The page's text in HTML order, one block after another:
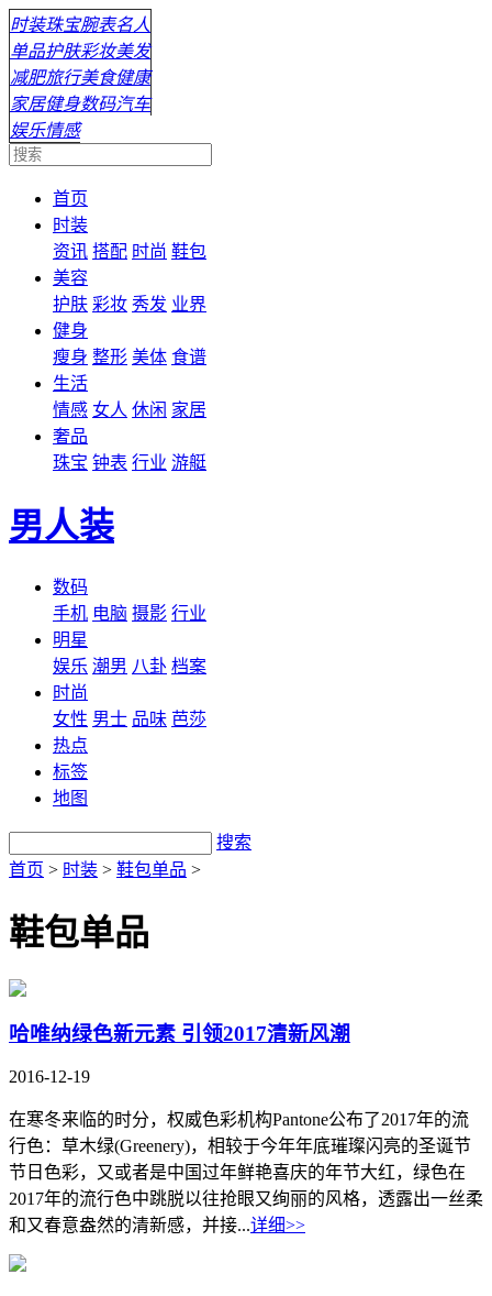
时装珠宝腕表名人
单品护肤彩妆美发
减肥旅行美食健康
家居健身数码汽车
娱乐情感
首页
时装
资讯 搭配 时尚 鞋包
美容
护肤 彩妆 秀发 业界
健身
瘦身 整形 美体 食谱
生活
情感 女人 休闲 家居
奢品
珠宝 钟表 行业 游艇
男人装
数码
手机 电脑 摄影 行业
明星
娱乐 潮男 八卦 档案
时尚
女性 男士 品味 芭莎
热点
标签
地图
搜索
首页 > 时装 > 鞋包单品 >
鞋包单品
哈唯纳绿色新元素 引领2017清新风潮
2016-12-19
在寒冬来临的时分，权威色彩机构Pantone公布了2017年的流
行色：草木绿(Greenery)，相较于今年年底璀璨闪亮的圣诞节
节日色彩，又或者是中国过年鲜艳喜庆的年节大红，绿色在
2017年的流行色中跳脱以往抢眼又绚丽的风格，透露出一丝柔
和又春意盎然的清新感，并接...详细>>